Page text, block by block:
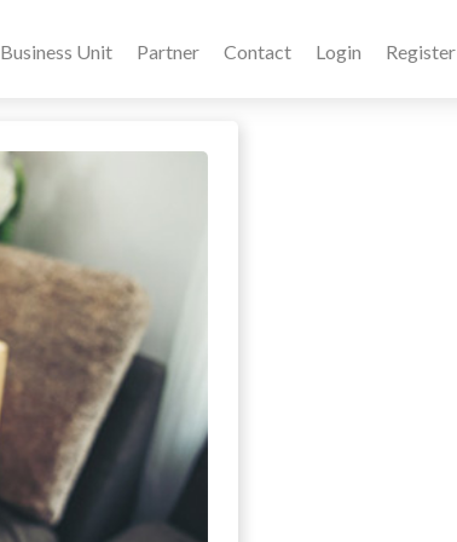
Business Unit Partner Contact Login Register